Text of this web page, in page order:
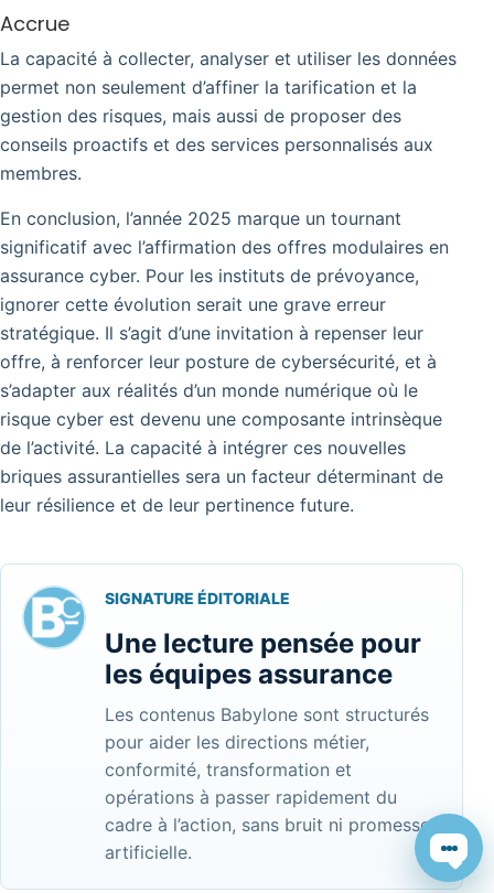
Accrue
La capacité à collecter, analyser et utiliser les données
permet non seulement d’affiner la tarification et la
gestion des risques, mais aussi de proposer des
conseils proactifs et des services personnalisés aux
membres.
En conclusion, l’année 2025 marque un tournant
significatif avec l’affirmation des offres modulaires en
assurance cyber. Pour les instituts de prévoyance,
ignorer cette évolution serait une grave erreur
stratégique. Il s’agit d’une invitation à repenser leur
offre, à renforcer leur posture de cybersécurité, et à
s’adapter aux réalités d’un monde numérique où le
risque cyber est devenu une composante intrinsèque
de l’activité. La capacité à intégrer ces nouvelles
briques assurantielles sera un facteur déterminant de
leur résilience et de leur pertinence future.
SIGNATURE ÉDITORIALE
Une lecture pensée pour
les équipes assurance
Les contenus Babylone sont structurés
pour aider les directions métier,
conformité, transformation et
opérations à passer rapidement du
cadre à l’action, sans bruit ni promesse
artificielle.
Chat